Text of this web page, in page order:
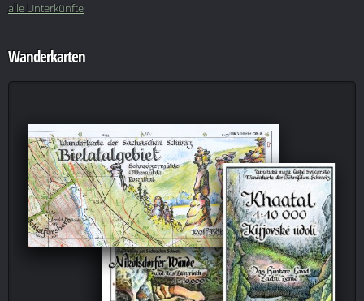
alle Unterkünfte
Wanderkarten